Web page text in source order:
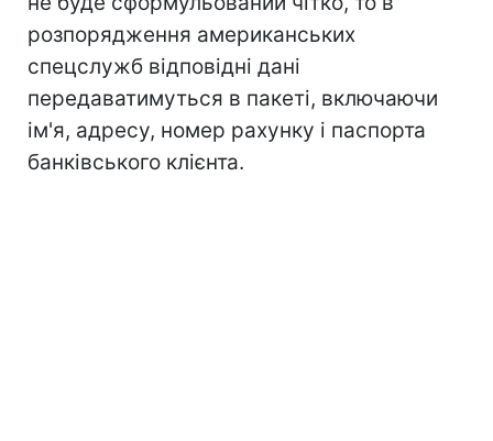
розпорядження американських
спецслужб відповідні дані
передаватимуться в пакеті, включаючи
ім'я, адресу, номер рахунку і паспорта
банківського клієнта.